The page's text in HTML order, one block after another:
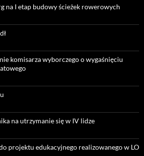
na I etap budowy ścieżek rowerowych
komisarza wyborczego o wygaśnięciu
na utrzymanie się w IV lidze
projektu edukacyjnego realizowanego w LO